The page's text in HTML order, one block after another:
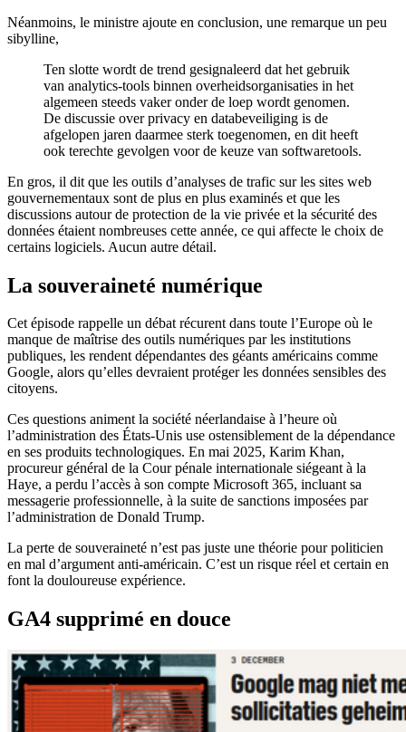
Néanmoins, le ministre ajoute en conclusion, une remarque un peu
sibylline,
Ten slotte wordt de trend gesignaleerd dat het gebruik
van analytics-tools binnen overheidsorganisaties in het
algemeen steeds vaker onder de loep wordt genomen.
De discussie over privacy en databeveiliging is de
afgelopen jaren daarmee sterk toegenomen, en dit heeft
ook terechte gevolgen voor de keuze van softwaretools.
En gros, il dit que les outils d’analyses de trafic sur les sites web
gouvernementaux sont de plus en plus examinés et que les
discussions autour de protection de la vie privée et la sécurité des
données étaient nombreuses cette année, ce qui affecte le choix de
certains logiciels. Aucun autre détail.
La souveraineté numérique
Cet épisode rappelle un débat récurent dans toute l’Europe où le
manque de maîtrise des outils numériques par les institutions
publiques, les rendent dépendantes des géants américains comme
Google, alors qu’elles devraient protéger les données sensibles des
citoyens.
Ces questions animent la société néerlandaise à l’heure où
l’administration des États-Unis use ostensiblement de la dépendance
en ses produits technologiques. En mai 2025, Karim Khan,
procureur général de la Cour pénale internationale siégeant à la
Haye, a perdu l’accès à son compte Microsoft 365, incluant sa
messagerie professionnelle, à la suite de sanctions imposées par
l’administration de Donald Trump.
La perte de souveraineté n’est pas juste une théorie pour politicien
en mal d’argument anti-américain. C’est un risque réel et certain en
font la douloureuse expérience.
GA4 supprimé en douce